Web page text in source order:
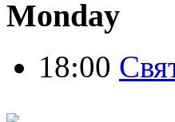
Monday
18:00